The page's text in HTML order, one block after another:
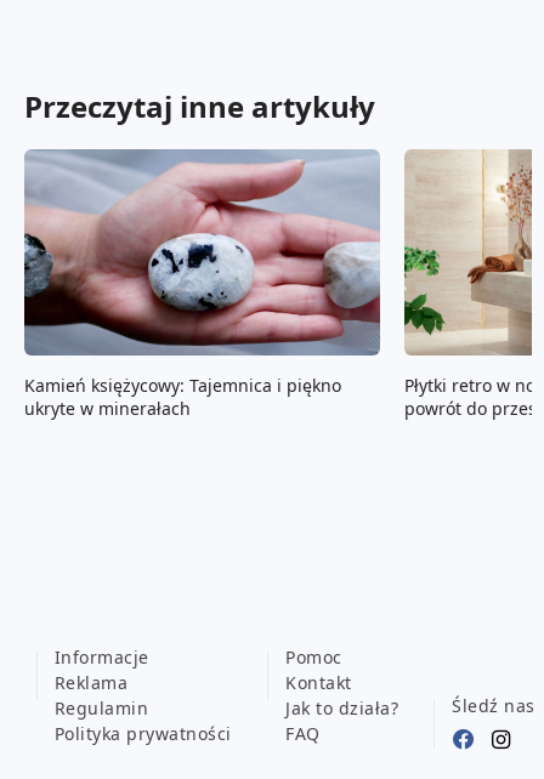
Przeczytaj inne artykuły
Kamień księżycowy: Tajemnica i piękno
ukryte w minerałach
Płytki retro w
powrót do
Informacje
Reklama
Regulamin
Polityka prywatności
Pomoc
Kontakt
Jak to działa?
FAQ
Śledź nas